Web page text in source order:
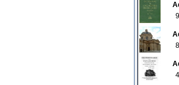
9
8
4